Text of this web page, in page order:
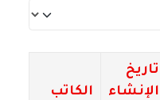
تاريخ
الإنشاء
الكاتب